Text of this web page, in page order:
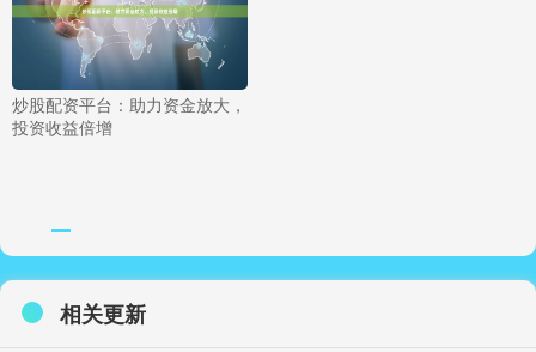
炒股配资平台：助力资金放大，
投资收益倍增
相关更新